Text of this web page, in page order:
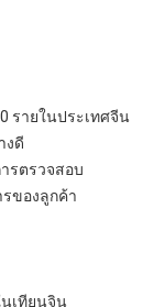
รายในประเทศจีน
งดี
รตรวจสอบ
ของลูกค้า
เทียนจิน